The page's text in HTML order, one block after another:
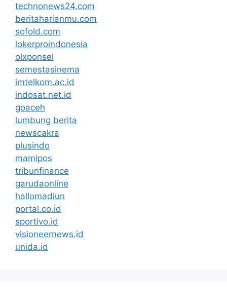
technonews24.com
beritaharianmu.com
sofold.com
lokerproindonesia
olxponsel
semestasinema
imtelkom.ac.id
indosat.net.id
goaceh
lumbung berita
newscakra
plusindo
mamipos
tribunfinance
garudaonline
hallomadiun
portal.co.id
sportivo.id
visioneernews.id
unida.id